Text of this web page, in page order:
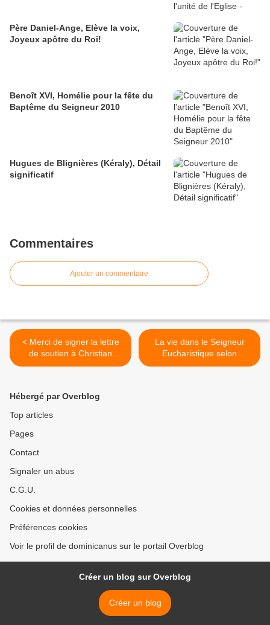
Père Daniel-Ange, Elève la voix,
Joyeux apôtre du Roi!
Benoît XVI, Homélie pour la fête du
Baptême du Seigneur 2010
Hugues de Blignières (Kéraly), Détail
significatif
Commentaires
Ajouter un commentaire
< Merci de signer la lettre
de soutien à Christian
Vanneste
La vie dans le Seigneur
Eucharistique selon
l'exemple de Mère Julia 3 >
Hébergé par Overblog
Top articles
Pages
Contact
Signaler un abus
C.G.U.
Cookies et données personnelles
Préférences cookies
Voir le profil de dominicanus sur le portail Overblog
Créer un blog sur Overblog
Créer un blog